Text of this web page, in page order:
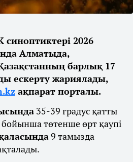
2026
Алматыда,
барлық 17
ескерту жариялады,
ақпарат порталы.
35-39 градус қатты
төтенше өрт қаупі
9 тамызда